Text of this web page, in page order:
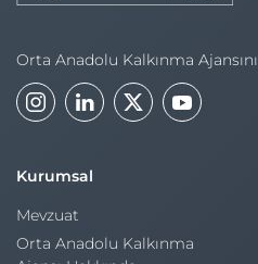
Orta Anadolu Kalkınma Ajansını
Kurumsal
Mevzuat
Orta Anadolu Kalkınma